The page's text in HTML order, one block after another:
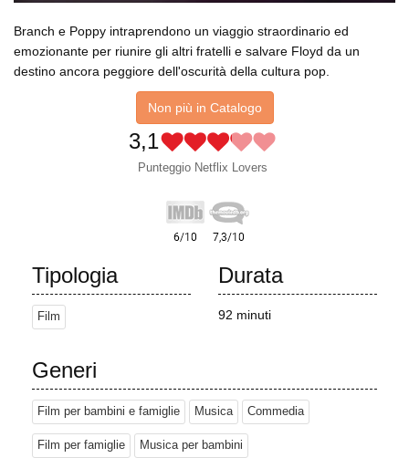
Branch e Poppy intraprendono un viaggio straordinario ed
emozionante per riunire gli altri fratelli e salvare Floyd da un
destino ancora peggiore dell'oscurità della cultura pop.
Non più in Catalogo
3,1
Punteggio Netflix Lovers
Tipologia
Film
Durata
92 minuti
Generi
Film per bambini e famiglie Musica Commedia
Film per famiglie Musica per bambini